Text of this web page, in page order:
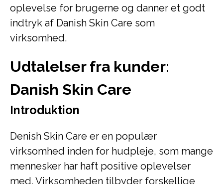
oplevelse for brugerne og danner et godt
indtryk af Danish Skin Care som
virksomhed.
Udtalelser fra kunder:
Danish Skin Care
Introduktion
Denish Skin Care er en populær
virksomhed inden for hudpleje, som mange
mennesker har haft positive oplevelser
med. Virksomheden tilbyder forskellige